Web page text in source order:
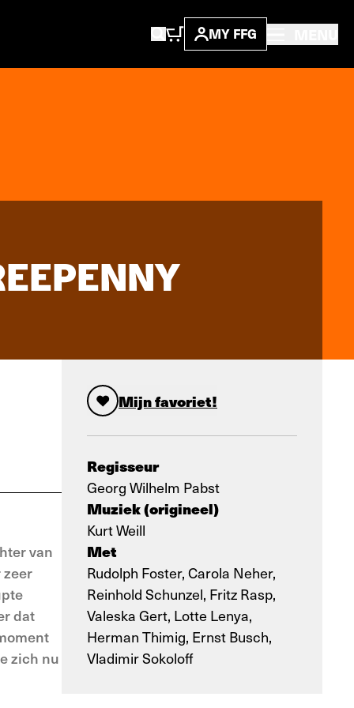
MY FFG
Mijn favoriet!
Regisseur
Georg Wilhelm Pabst
Muziek (origineel)
Kurt Weill
Met
Rudolph Foster, Carola Neher,
Reinhold Schunzel, Fritz Rasp,
Valeska Gert, Lotte Lenya,
Herman Thimig, Ernst Busch,
Vladimir Sokoloff
van
zeer
dat
zich nu